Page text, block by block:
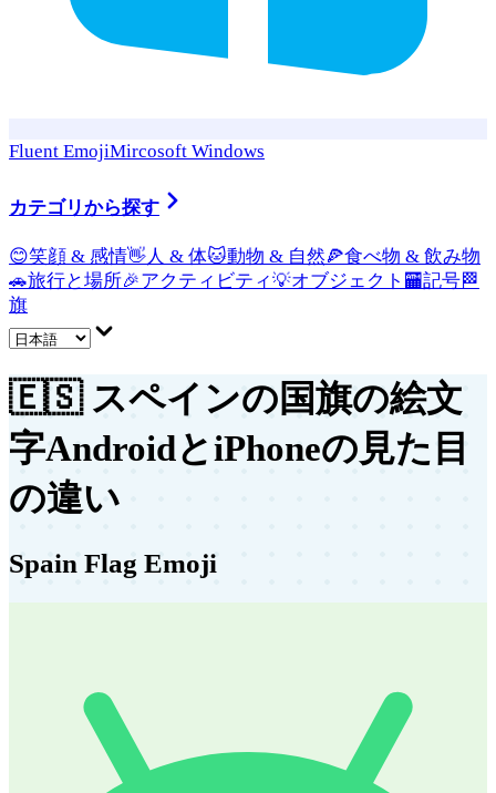
Fluent EmojiMircosoft Windows
カテゴリから探す
😊笑顔 & 感情👋 人 & 体🐱動物 & 自然🍕食べ物 & 飲み物
🚗旅行と場所🎉アクティビティ💡オブジェクト 🏧記号🏁
旗
🇪🇸 スペインの国旗の絵文
字AndroidとiPhoneの見た目
の違い
Spain Flag Emoji